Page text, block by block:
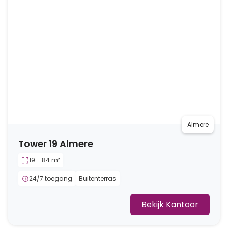
Almere
Tower 19 Almere
19 - 84 m²
24/7 toegang Buitenterras
Bekijk Kantoor